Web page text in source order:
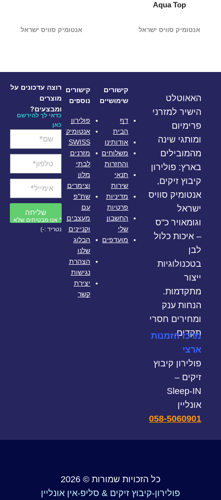
Aqua Top
אנטומיק סוויס ישראל אנטומיק סוויס ישראל
האאוטלט
הישיר למזרני
פרימיום
ומותגי שינה
מהמובילים
בארץ: פולירון
קיבוץ זיקים,
אנטומיק סוויס
ישראל
וגומאויר כ"ס
– איכות כלול
לבן
בטכנולוגיות
ייצור
מתקדמות.
הנחות ענק
ומחירים חסרי
תקדים.
מרכז הזמנות
ארצי
פולירון קיבוץ
זיקים –
Sleep-IN
אונליין
058-5060901
קישורים
שימושיים
דף
הבית
אודותינו
משלוחים
והחזרות
תנאי
שירות
מדיניות
פרטיות
החשבון
שלי
מועדפים
קישורים
נוספים
פולירון
אנטומיק
SWISS
מזרנים
לבתי
מלון
וצימרים
שת"פ
עם
מעצבים
וקניינים
הבלוג
שלנו
הצהרת
נגישות
יצירת
קשר
רוצה עדכונים על
מוצרים
ומבצעים?
כדאי לך להירשם
כאן
שליחה
* אנו מבטיחים שלא
נטריד :-)
כל הזכויות שמורות © 2026
פולירון-קיבוץ זיקים & סליפ-אין אונליין